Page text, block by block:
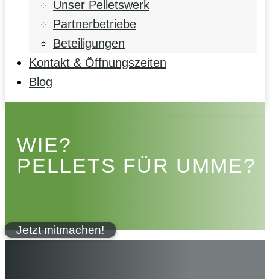
Unser Pelletswerk
Partnerbetriebe
Beteiligungen
Kontakt & Öffnungszeiten
Blog
WIE?
PELLETS FÜR UMME?
Jetzt mitmachen!